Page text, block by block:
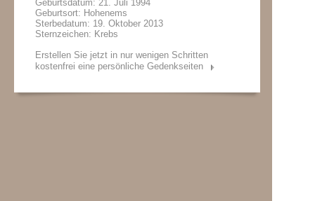
Geburtsdatum: 21. Juli 1994
Geburtsort: Hohenems
Sterbedatum: 19. Oktober 2013
Sternzeichen: Krebs
Erstellen Sie jetzt in nur wenigen Schritten
kostenfrei eine persönliche Gedenkseiten